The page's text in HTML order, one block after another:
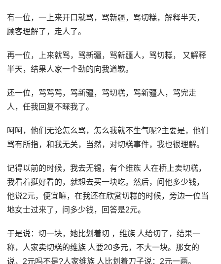
有一位，一上来开口就骂，骂新疆，骂切糕，解释半天，
顾客理解了，走人了。
再一位，上来就骂，骂新疆，骂新疆人，骂切糕， 又解释
半天，结果人家一个劲的向我道歉。
还一位，骂骂骂，骂新疆，骂切糕，骂新疆人，骂完走
人，任我回复不睬我了。
呵呵，他们无论怎么骂，怎么我就不生气呢?主要是，他们
骂有所指，和我无关，当然，对切糕事件，我也很理解。
记得以前的时候，我去无锡，有个维族 人在桥上卖切糕，
我看着挺好看的，就想去买一块吃。然后，问他多少钱，
他说2元，便宜嘛，在我还在欣赏切糕的时候，旁边一位当
地女士过来了，问多少钱，回答是2元。
于是说：切一块，她比划着切 ，维族 人给切了，结果一
称，人家卖切糕的维族 人要20多元，不大一块。那女的
说，2元吗不是?人家维族 人比划着刀子说：2元一两。